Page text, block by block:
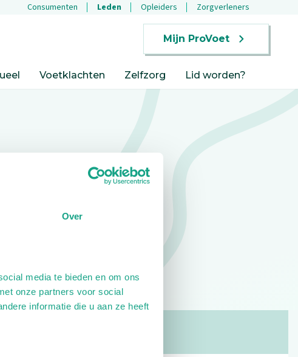
Over
media te bieden en om ons
onze partners voor social
informatie die u aan ze heeft
Consumenten Leden Opleiders Zorgverleners
Mijn ProVoet
Voetklachten Zelfzorg Lid worden?